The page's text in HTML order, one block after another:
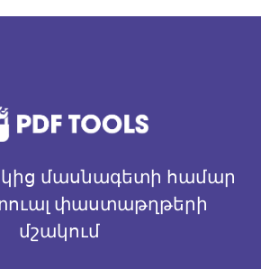
մասնագետի համար
փաստաթղթերի
մշակում